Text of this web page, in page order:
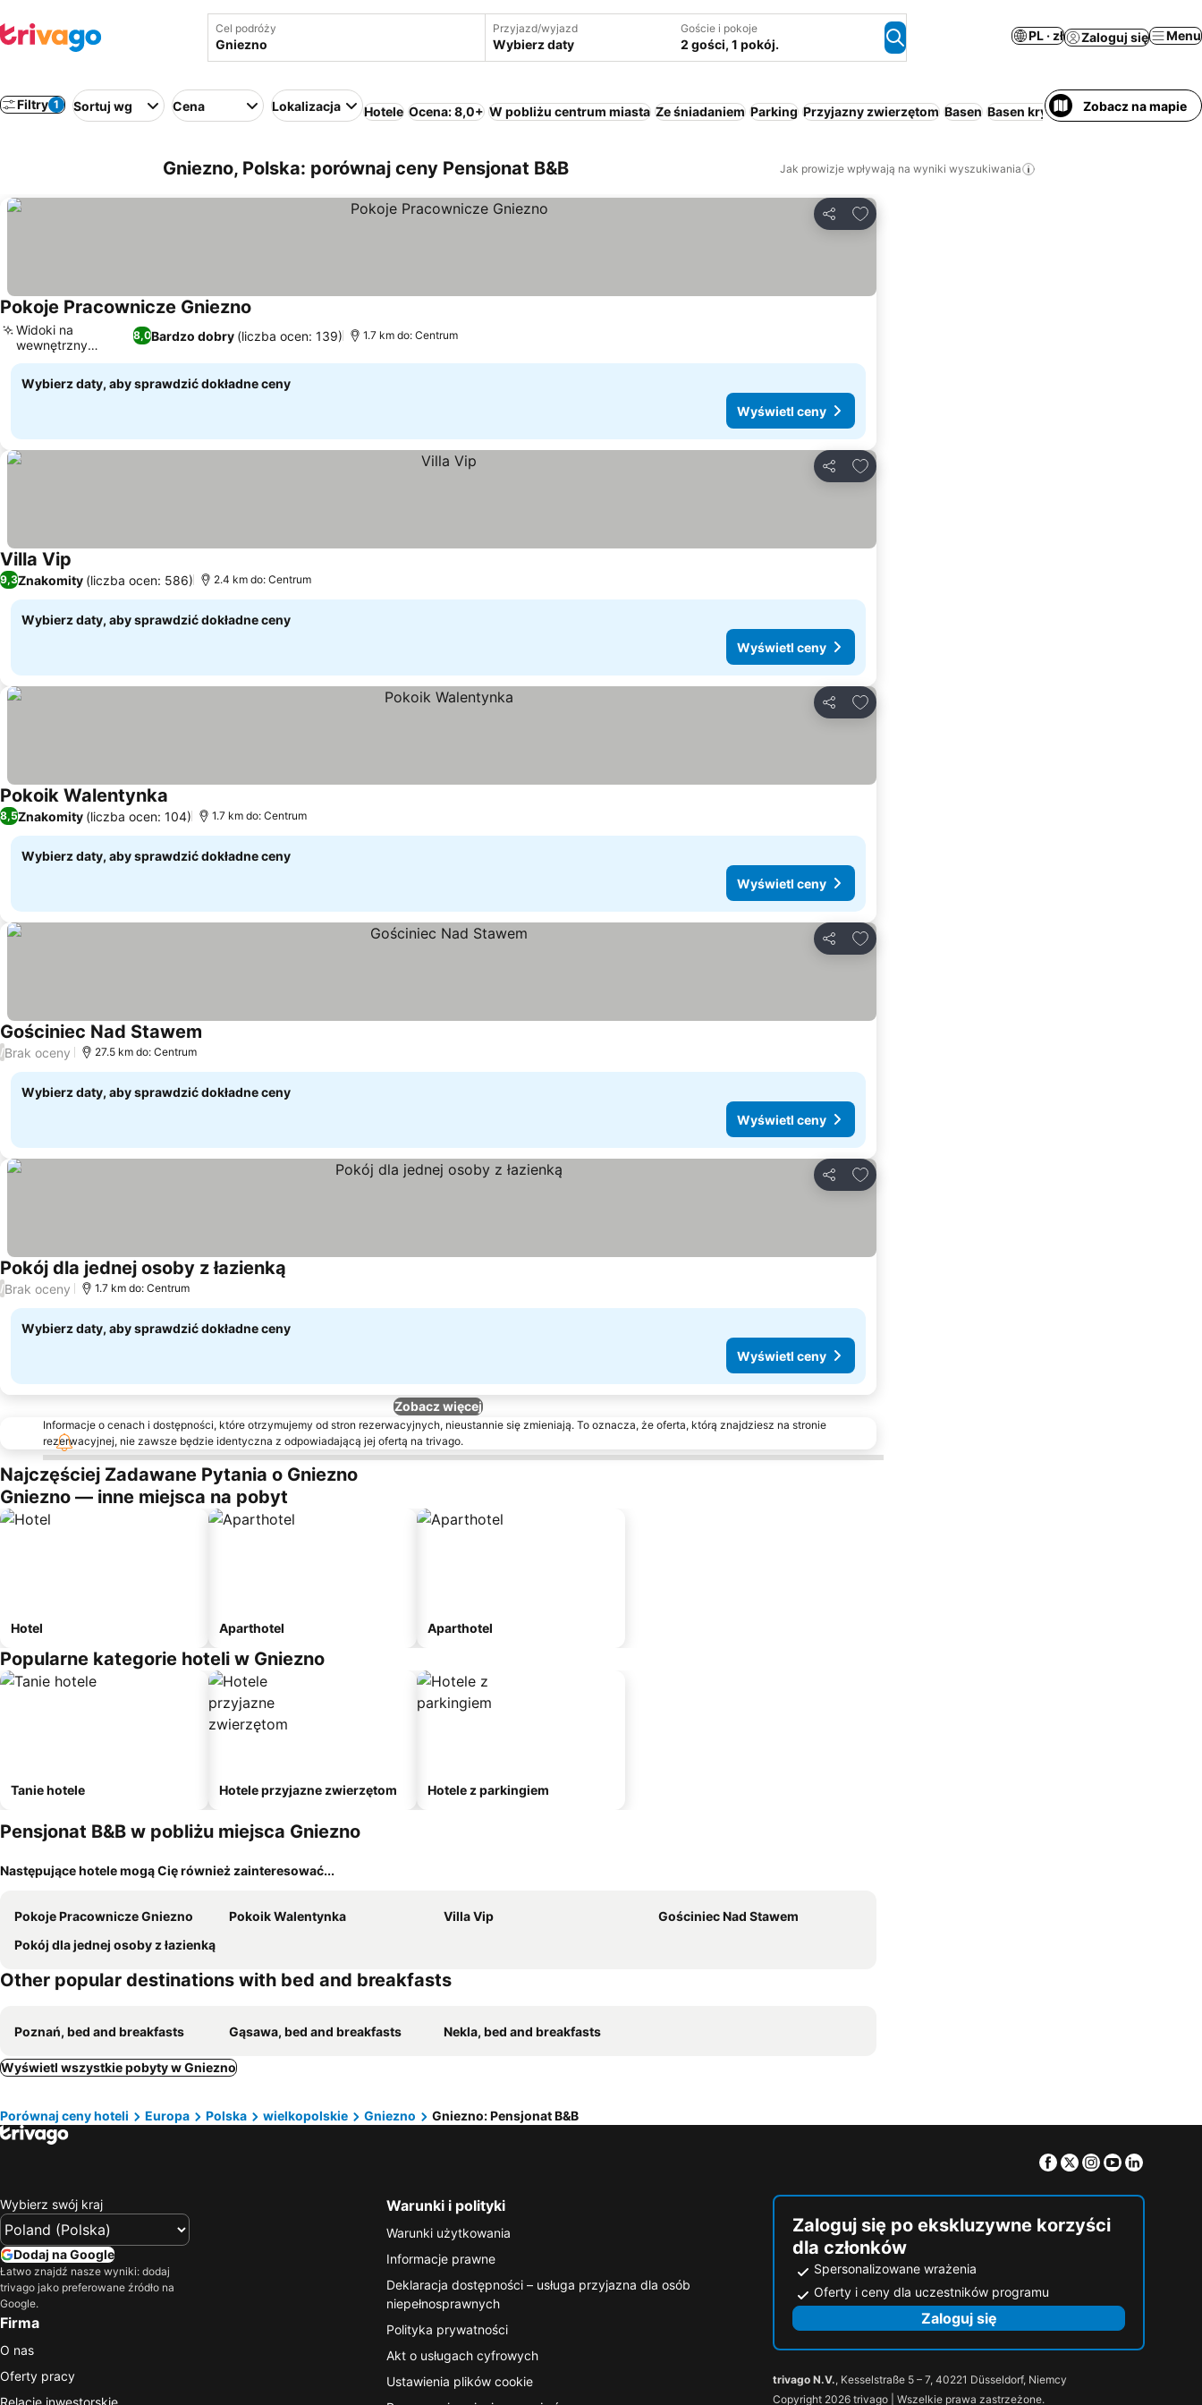
Cel podróży Przyjazd/wyjazd
Wybierz daty
Goście i pokoje
2 gości, 1 pokój.
PL · zł Zaloguj się Menu
Filtry 1 Sortuj wg Cena Lokalizacja Hotele Ocena: 8,0+ W pobliżu centrum miasta Ze śniadaniem Parking Przyjazny zwierzętom Basen Basen kryty Wi-Fi Aparthotel
Zobacz na mapie
Gniezno, Polska: porównaj ceny Pensjonat B&B Jak prowizje wpływają na wyniki wyszukiwania
Udostępnij
Dodaj do ulubionych
Pokoje Pracownicze Gniezno
8,0Bardzo dobry (liczba ocen: 139)
Widoki na
wewnętrzny
dziedziniec
1.7 km do: Centrum
Wybierz daty, aby sprawdzić dokładne ceny
Wyświetl ceny
Udostępnij
Dodaj do ulubionych
Villa Vip
9,3Znakomity (liczba ocen: 586) 2.4 km do: Centrum
Wybierz daty, aby sprawdzić dokładne ceny
Wyświetl ceny
Udostępnij
Dodaj do ulubionych
Pokoik Walentynka Wyświetl ceny
8,5Znakomity (liczba ocen: 104) 1.7 km do: Centrum
Wybierz daty, aby sprawdzić dokładne ceny
Wyświetl ceny
Udostępnij
Dodaj do ulubionych
Gościniec Nad Stawem
/Brak oceny 27.5 km do: Centrum
Wybierz daty, aby sprawdzić dokładne ceny
Wyświetl ceny
Udostępnij
Dodaj do ulubionych
Pokój dla jednej osoby z łazienką
/Brak oceny 1.7 km do: Centrum
Wybierz daty, aby sprawdzić dokładne ceny
Wyświetl ceny
Zobacz więcej
Informacje o cenach i dostępności, które otrzymujemy od stron rezerwacyjnych, nieustannie się zmieniają. To oznacza, że oferta, którą znajdziesz na stronie
rezerwacyjnej, nie zawsze będzie identyczna z odpowiadającą jej ofertą na trivago.
Najczęściej Zadawane Pytania o Gniezno
Gniezno — inne miejsca na pobyt
Hotel Aparthotel Aparthotel
Popularne kategorie hoteli w Gniezno
Tanie hotele Hotele przyjazne zwierzętom Hotele z parkingiem
Pensjonat B&B w pobliżu miejsca Gniezno
Następujące hotele mogą Cię również zainteresować...
Pokoje Pracownicze Gniezno Pokoik Walentynka Villa Vip
Gościniec Nad Stawem
Pokój dla jednej osoby z łazienką
Other popular destinations with bed and breakfasts
Poznań, bed and breakfasts Gąsawa, bed and breakfasts Nekla, bed and breakfasts
Wyświetl wszystkie pobyty w Gniezno
Porównaj ceny hoteli Europa Polska wielkopolskie Gniezno Gniezno: Pensjonat B&B
Facebook
TwitterInstagram
Youtube
Wybierz swój kraj
Dodaj na Google
Łatwo znajdź nasze wyniki: dodaj
trivago jako preferowane źródło na
Google.
Firma
O nas
Oferty pracy
Relacje inwestorskie
Warunki i polityki
Warunki użytkowania
Informacje prawne
Deklaracja dostępności – usługa przyjazna dla osób
niepełnosprawnych
Polityka prywatności
Akt o usługach cyfrowych
Ustawienia plików cookie
Zaloguj się po ekskluzywne korzyści
dla członków
Spersonalizowane wrażenia
Oferty i ceny dla uczestników programu
Zaloguj się
trivago N.V., Kesselstraße 5 – 7, 40221 Düsseldorf, Niemcy
Copyright 2026 trivago | Wszelkie prawa zastrzeżone.